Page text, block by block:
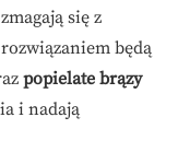
się z
będą
popielate brązy
i nadają